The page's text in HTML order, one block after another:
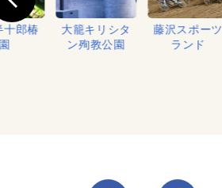
郎椿
大籠キリシタ
ン殉教公園
藤沢スポーツ
ランド